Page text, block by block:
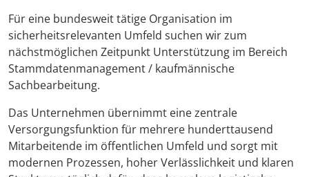
Für eine bundesweit tätige Organisation im
sicherheitsrelevanten Umfeld suchen wir zum
nächstmöglichen Zeitpunkt Unterstützung im Bereich
Stammdatenmanagement / kaufmännische
Sachbearbeitung.
Das Unternehmen übernimmt eine zentrale
Versorgungsfunktion für mehrere hunderttausend
Mitarbeitende im öffentlichen Umfeld und sorgt mit
modernen Prozessen, hoher Verlässlichkeit und klaren